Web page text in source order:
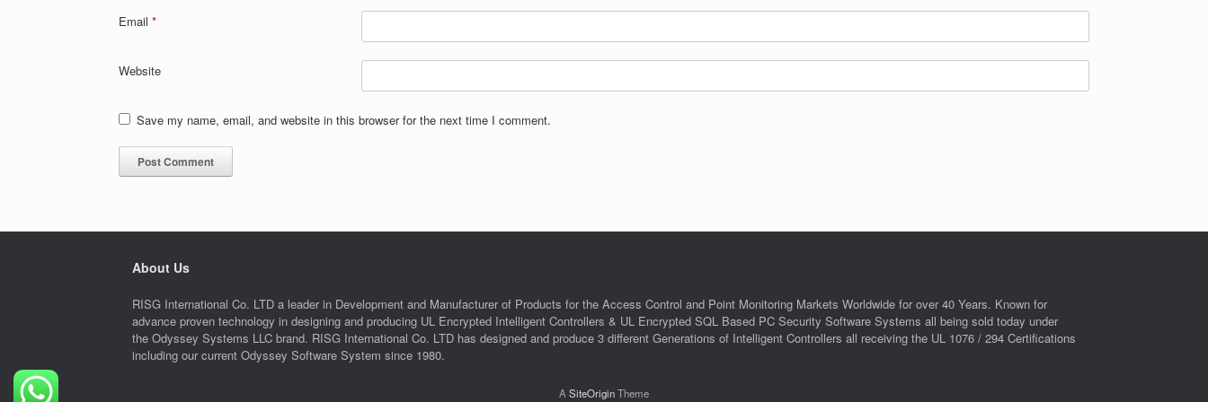
Email *
Website
Save my name, email, and website in this browser for the next time I comment.
About Us
RISG International Co. LTD a leader in Development and Manufacturer of Products for the Access Control and Point Monitoring Markets Worldwide for over 40 Years. Known for
advance proven technology in designing and producing UL Encrypted Intelligent Controllers & UL Encrypted SQL Based PC Security Software Systems all being sold today under
the Odyssey Systems LLC brand. RISG International Co. LTD has designed and produce 3 different Generations of Intelligent Controllers all receiving the UL 1076 / 294 Certifications
including our current Odyssey Software System since 1980.
A SiteOriginTheme